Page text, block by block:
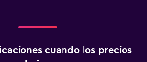
cuando los precios